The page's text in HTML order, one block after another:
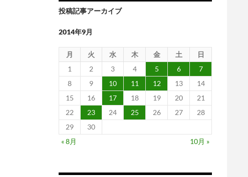
投稿記事アーカイブ
2014年9月
月 火 水 木 金 土
日
1
2 3 4 5 6
7
8
9 10 11 12 13
14
15
16 17 18 19 20
21
22
23 24 25 26 27
28
29
30
« 8月
10月 »